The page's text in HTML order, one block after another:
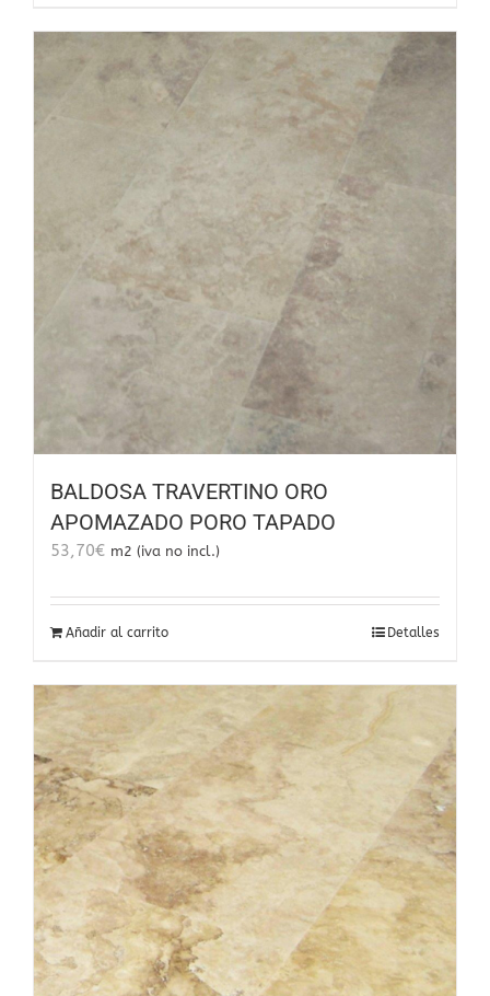
BALDOSA TRAVERTINO ORO
APOMAZADO PORO TAPADO
53,70€ m2 (iva no incl.)
Añadir al carrito Detalles